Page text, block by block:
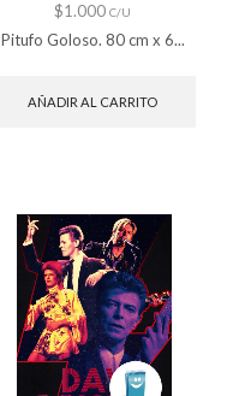
$1.000 C/U
Pitufo Goloso. 80 cm x 6...
AÑADIR AL CARRITO